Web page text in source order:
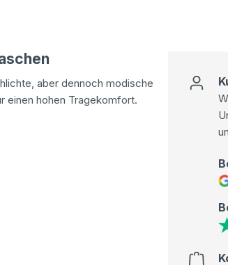
aber dennoch modische
einen hohen Tragekomfort.